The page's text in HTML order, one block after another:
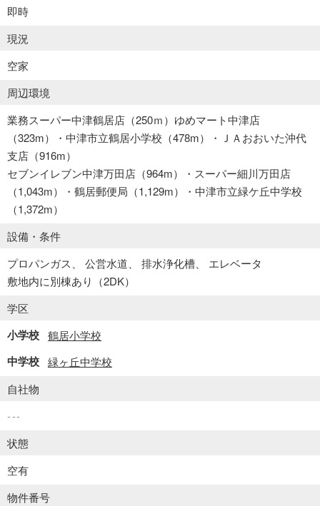
即時
現況
空家
周辺環境
業務スーパー中津鶴居店（250ｍ）ゆめマート中津店
（323m）・中津市立鶴居小学校（478m）・ＪＡおおいた沖代
支店（916m）
セブンイレブン中津万田店（964m）・スーパー細川万田店
（1,043m）・鶴居郵便局（1,129m）・中津市立緑ケ丘中学校
（1,372m）
設備・条件
プロパンガス
公営水道 排水浄化槽
エレベータ
敷地内に別棟あり（2DK）
学区
小学校 鶴居小学校
中学校 緑ヶ丘中学校
自社物
---
状態
空有
物件番号